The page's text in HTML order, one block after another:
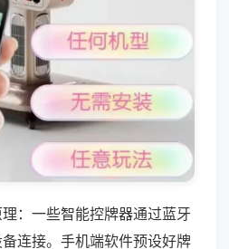
：一些智能控牌器通过蓝牙
连接。手机端软件预设好牌